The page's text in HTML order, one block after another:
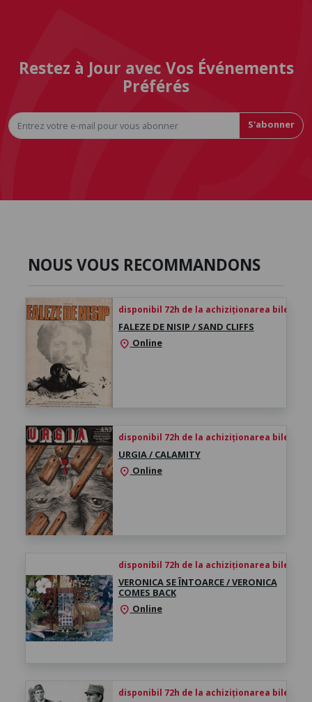
Restez à Jour avec Vos Événements
Préférés
S'abonner
NOUS VOUS RECOMMANDONS
disponibil 72h de la achiziționarea biletului
FALEZE DE NISIP / SAND CLIFFS
location_on Online
disponibil 72h de la achiziționarea biletului
URGIA / CALAMITY
location_on Online
disponibil 72h de la achiziționarea biletului
VERONICA SE ÎNTOARCE / VERONICA
COMES BACK
location_on Online
disponibil 72h de la achiziționarea biletului